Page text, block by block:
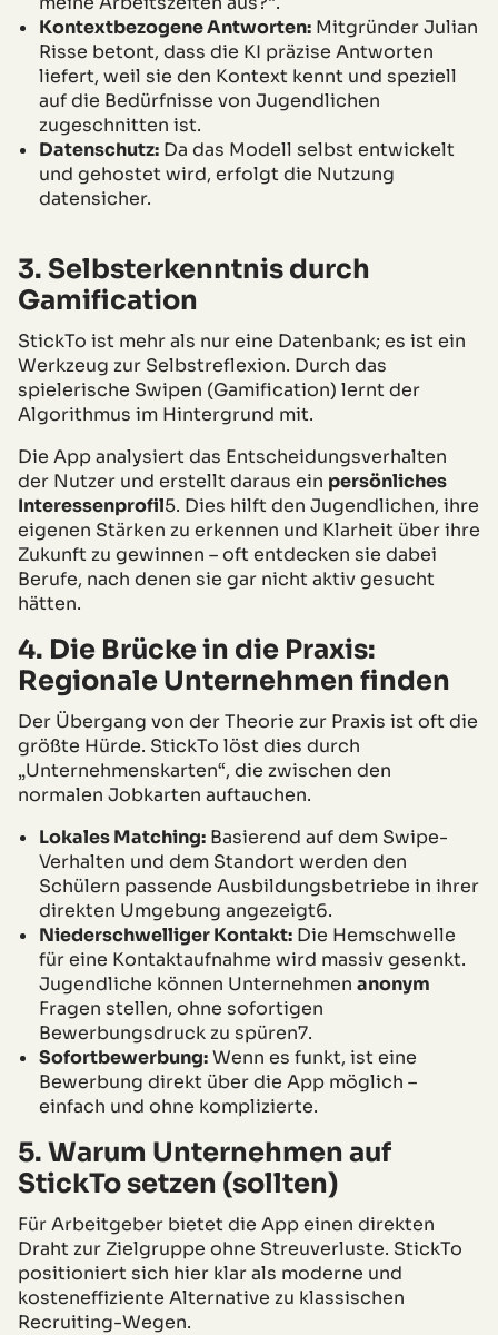
Kontextbezogene Antworten: Mitgründer Julian
Risse betont, dass die KI präzise Antworten
liefert, weil sie den Kontext kennt und speziell
auf die Bedürfnisse von Jugendlichen
zugeschnitten ist.
Datenschutz: Da das Modell selbst entwickelt
und gehostet wird, erfolgt die Nutzung
datensicher.
3. Selbsterkenntnis durch
Gamification
StickTo ist mehr als nur eine Datenbank; es ist ein
Werkzeug zur Selbstreflexion. Durch das
spielerische Swipen (Gamification) lernt der
Algorithmus im Hintergrund mit.
Die App analysiert das Entscheidungsverhalten
der Nutzer und erstellt daraus ein persönliches
Interessenprofil5. Dies hilft den Jugendlichen, ihre
eigenen Stärken zu erkennen und Klarheit über ihre
Zukunft zu gewinnen – oft entdecken sie dabei
Berufe, nach denen sie gar nicht aktiv gesucht
hätten.
4. Die Brücke in die Praxis:
Regionale Unternehmen finden
Der Übergang von der Theorie zur Praxis ist oft die
größte Hürde. StickTo löst dies durch
„Unternehmenskarten“, die zwischen den
normalen Jobkarten auftauchen.
Lokales Matching: Basierend auf dem Swipe-
Verhalten und dem Standort werden den
Schülern passende Ausbildungsbetriebe in ihrer
direkten Umgebung angezeigt6.
Niederschwelliger Kontakt: Die Hemschwelle
für eine Kontaktaufnahme wird massiv gesenkt.
Jugendliche können Unternehmenanonym
Fragen stellen, ohne sofortigen
Bewerbungsdruck zu spüren7.
Sofortbewerbung:Wenn es funkt, ist eine
Bewerbung direkt über die App möglich –
einfach und ohne komplizierte.
5. Warum Unternehmen auf
StickTo setzen (sollten)
Für Arbeitgeber bietet die App einen direkten
Draht zur Zielgruppe ohne Streuverluste. StickTo
positioniert sich hier klar als moderne und
kosteneffiziente Alternative zu klassischen
Recruiting-Wegen.